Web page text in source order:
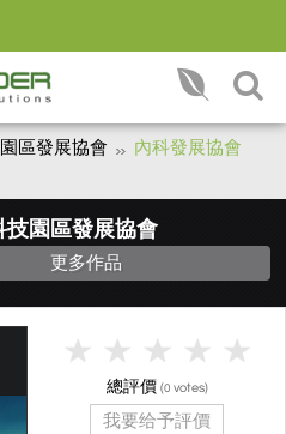
區發展協會
內科發展協會
技園區發展協會
更多作品
總評價 (0 votes)
我要给予評價